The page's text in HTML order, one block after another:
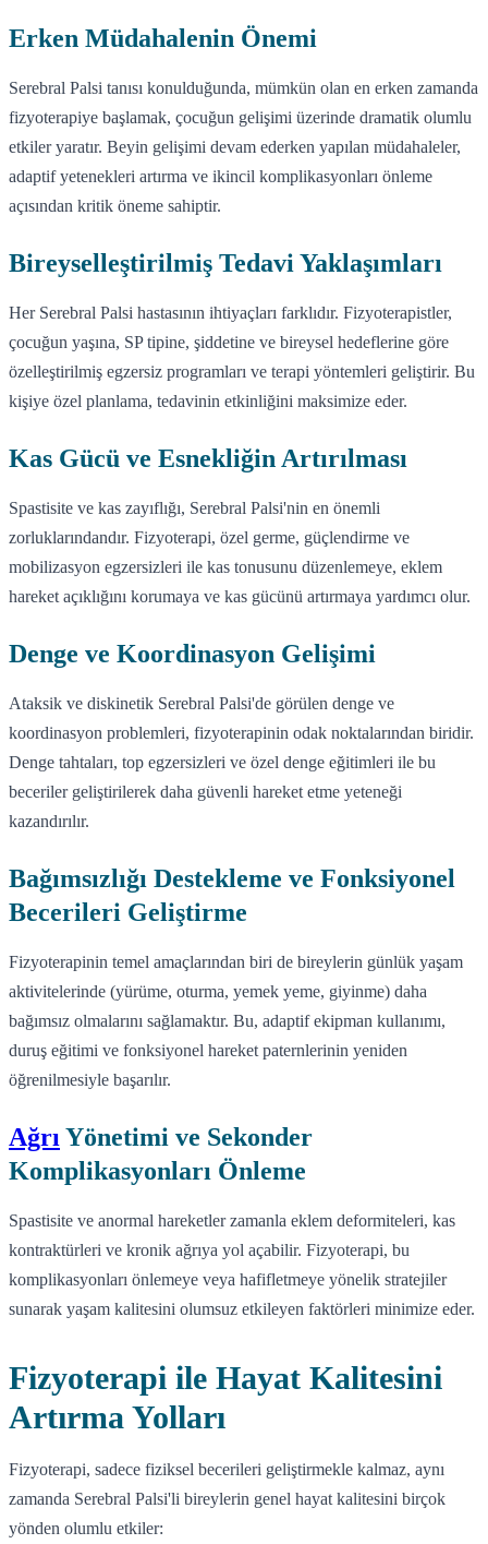
Erken Müdahalenin Önemi
Serebral Palsi tanısı konulduğunda, mümkün olan en erken zamanda
fizyoterapiye başlamak, çocuğun gelişimi üzerinde dramatik olumlu
etkiler yaratır. Beyin gelişimi devam ederken yapılan müdahaleler,
adaptif yetenekleri artırma ve ikincil komplikasyonları önleme
açısından kritik öneme sahiptir.
Bireyselleştirilmiş Tedavi Yaklaşımları
Her Serebral Palsi hastasının ihtiyaçları farklıdır. Fizyoterapistler,
çocuğun yaşına, SP tipine, şiddetine ve bireysel hedeflerine göre
özelleştirilmiş egzersiz programları ve terapi yöntemleri geliştirir. Bu
kişiye özel planlama, tedavinin etkinliğini maksimize eder.
Kas Gücü ve Esnekliğin Artırılması
Spastisite ve kas zayıflığı, Serebral Palsi'nin en önemli
zorluklarındandır. Fizyoterapi, özel germe, güçlendirme ve
mobilizasyon egzersizleri ile kas tonusunu düzenlemeye, eklem
hareket açıklığını korumaya ve kas gücünü artırmaya yardımcı olur.
Denge ve Koordinasyon Gelişimi
Ataksik ve diskinetik Serebral Palsi'de görülen denge ve
koordinasyon problemleri, fizyoterapinin odak noktalarından biridir.
Denge tahtaları, top egzersizleri ve özel denge eğitimleri ile bu
beceriler geliştirilerek daha güvenli hareket etme yeteneği
kazandırılır.
Bağımsızlığı Destekleme ve Fonksiyonel
Becerileri Geliştirme
Fizyoterapinin temel amaçlarından biri de bireylerin günlük yaşam
aktivitelerinde (yürüme, oturma, yemek yeme, giyinme) daha
bağımsız olmalarını sağlamaktır. Bu, adaptif ekipman kullanımı,
duruş eğitimi ve fonksiyonel hareket paternlerinin yeniden
öğrenilmesiyle başarılır.
Ağrı Yönetimi ve Sekonder
Komplikasyonları Önleme
Spastisite ve anormal hareketler zamanla eklem deformiteleri, kas
kontraktürleri ve kronik ağrıya yol açabilir. Fizyoterapi, bu
komplikasyonları önlemeye veya hafifletmeye yönelik stratejiler
sunarak yaşam kalitesini olumsuz etkileyen faktörleri minimize eder.
Fizyoterapi ile Hayat Kalitesini
Artırma Yolları
Fizyoterapi, sadece fiziksel becerileri geliştirmekle kalmaz, aynı
zamanda Serebral Palsi'li bireylerin genel hayat kalitesini birçok
yönden olumlu etkiler: